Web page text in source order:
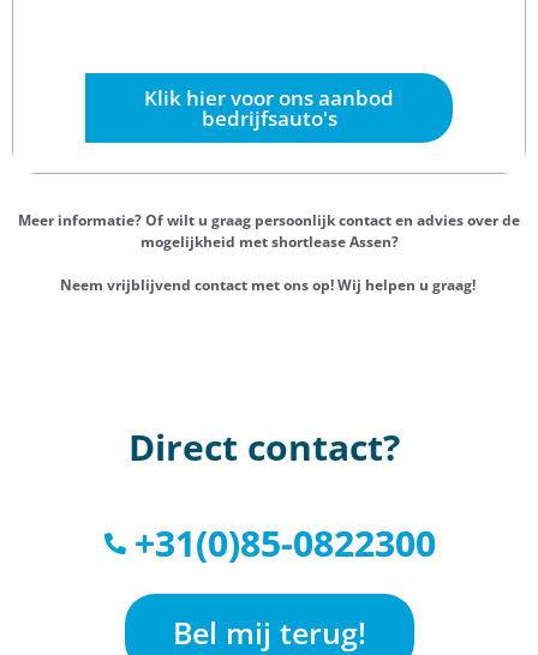
Klik hier voor ons aanbod
bedrijfsauto's
Meer informatie? Of wilt u graag persoonlijk contact en advies over de
mogelijkheid met shortlease Assen?
Neem vrijblijvend contact met ons op! Wij helpen u graag!
Direct contact?
+31(0)85-0822300
Bel mij terug!